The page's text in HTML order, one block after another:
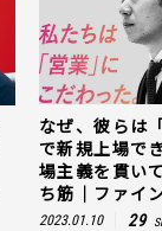
なぜ、彼らは
で新規上場で
場主義を貫い
ち筋｜ファイ
2023.01.10 29